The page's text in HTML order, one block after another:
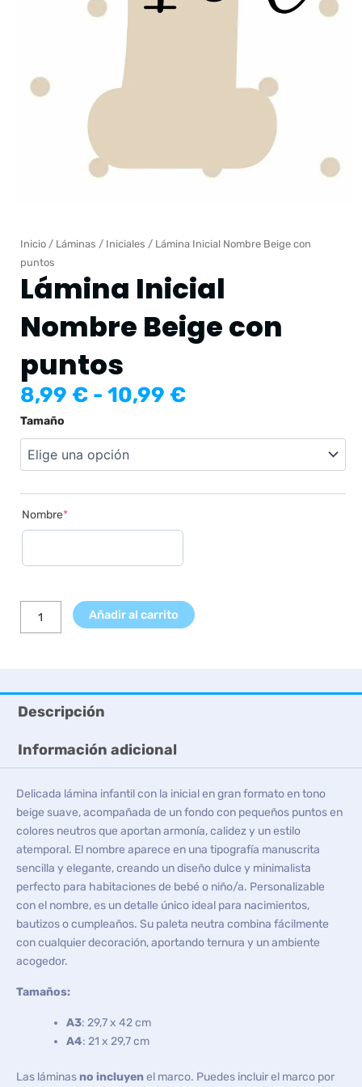
Inicio / Láminas / Iniciales / Lámina Inicial Nombre Beige con
puntos
Lámina Inicial
Nombre Beige con
puntos
8,99 € - 10,99 €Rango
precios:
8,99 €
hasta
Tamaño
Nombre*(required)
Lámina
Inicial
Nombre
Beige
con
puntos
cantidad
Añadir al carrito
Descripción
Información adicional
Delicada lámina infantil con la inicial en gran formato en tono
beige suave, acompañada de un fondo con pequeños puntos en
colores neutros que aportan armonía, calidez y un estilo
atemporal. El nombre aparece en una tipografía manuscrita
sencilla y elegante, creando un diseño dulce y minimalista
perfecto para habitaciones de bebé o niño/a. Personalizable
con el nombre, es un detalle único ideal para nacimientos,
bautizos o cumpleaños. Su paleta neutra combina fácilmente
con cualquier decoración, aportando ternura y un ambiente
acogedor.
Tamaños:
A3: 29,7 x 42 cm
A4: 21 x 29,7 cm
Las láminas no incluyenel marco. Puedes incluir el marco por